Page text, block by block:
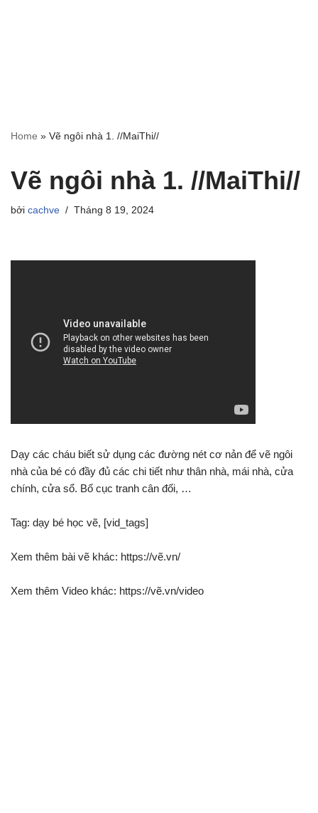
Home » Vẽ ngôi nhà 1. //MaiThi//
Vẽ ngôi nhà 1. //MaiThi//
bởi cachve Tháng 8 19, 2024
Dạy các cháu biết sử dụng các đường nét cơ nản để vẽ ngôi
nhà của bé có đầy đủ các chi tiết như thân nhà, mái nhà, cửa
chính, cửa sổ. Bố cục tranh cân đối, …
Tag: dạy bé học vẽ, [vid_tags]
Xem thêm bài vẽ khác: https://vẽ.vn/
Xem thêm Video khác: https://vẽ.vn/video